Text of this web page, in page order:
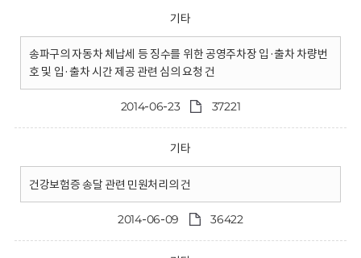
기타
송파구의 자동차 체납세 등 징수를 위한 공영주차장 입·출차 차량번
호 및 입·출차 시간 제공 관련 심의 요청 건
2014-06-23 37221
기타
건강보험증 송달 관련 민원처리의 건
2014-06-09 36422